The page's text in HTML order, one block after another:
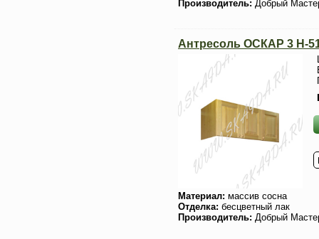
Производитель: Добрый
Антресоль ОСКАР 3 H-
Материал: массив сосна
Отделка: бесцветный лак
Производитель: Добрый